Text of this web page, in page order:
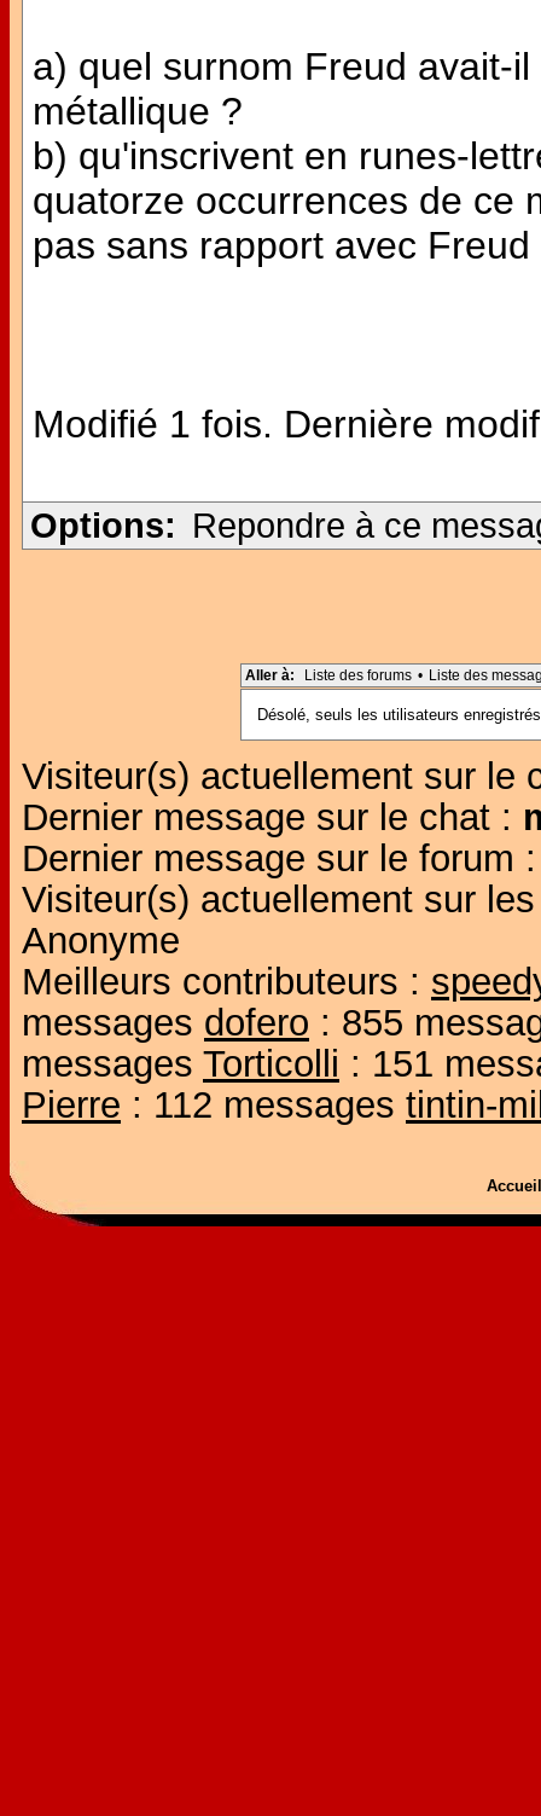
a) quel surnom Freud avait-
métallique ?
b) qu'inscrivent en runes-
quatorze occurrences de ce
pas sans rapport avec
Modifié 1 fois. Dernière
Options: Repondre à ce
Aller à: Liste des forums • Liste des
Désolé, seuls les utilisateurs
Visiteur(s) actuellement sur le
Dernier message sur le chat :
Dernier message sur le forum
Visiteur(s) actuellement sur
Anonyme
Meilleurs contributeurs :
messages dofero : 855
messages Torticolli : 151
Pierre : 112 messages tintin-